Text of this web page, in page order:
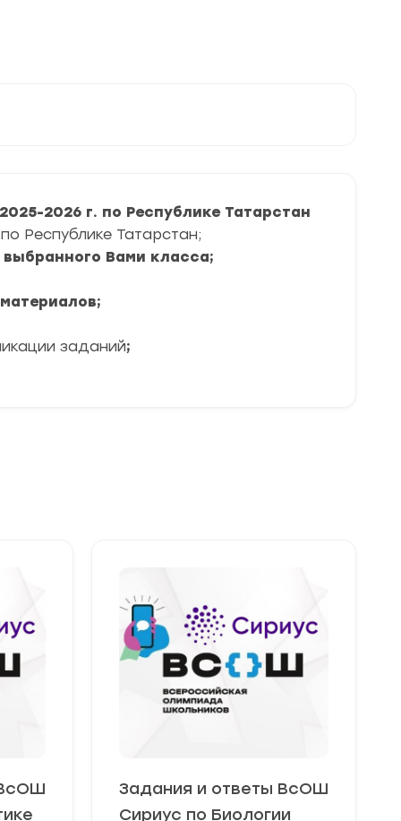
2026 г. по Республике Татарстан
Республике Татарстан;
Вами класса;
заданий;
Задания и ответы ВсОШ
Сириус по Биологии